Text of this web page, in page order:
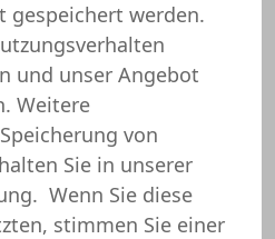
gespeichert werden.
und unser Angebot
Weitere
von
Sie in unserer
Wenn Sie diese
stimmen Sie einer